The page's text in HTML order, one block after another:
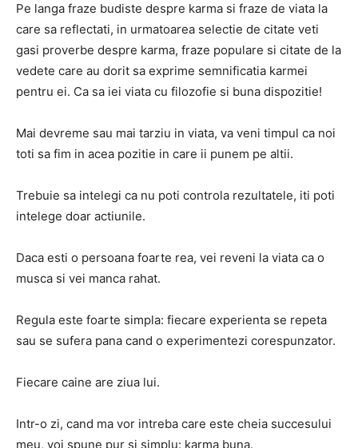
Pe langa fraze budiste despre karma si fraze de viata la
care sa reflectati, in urmatoarea selectie de citate veti
gasi proverbe despre karma, fraze populare si citate de la
vedete care au dorit sa exprime semnificatia karmei
pentru ei. Ca sa iei viata cu filozofie si buna dispozitie!
Mai devreme sau mai tarziu in viata, va veni timpul ca noi
toti sa fim in acea pozitie in care ii punem pe altii.
Trebuie sa intelegi ca nu poti controla rezultatele, iti poti
intelege doar actiunile.
Daca esti o persoana foarte rea, vei reveni la viata ca o
musca si vei manca rahat.
Regula este foarte simpla: fiecare experienta se repeta
sau se sufera pana cand o experimentezi corespunzator.
Fiecare caine are ziua lui.
Intr-o zi, cand ma vor intreba care este cheia succesului
meu, voi spune pur si simplu: karma buna.